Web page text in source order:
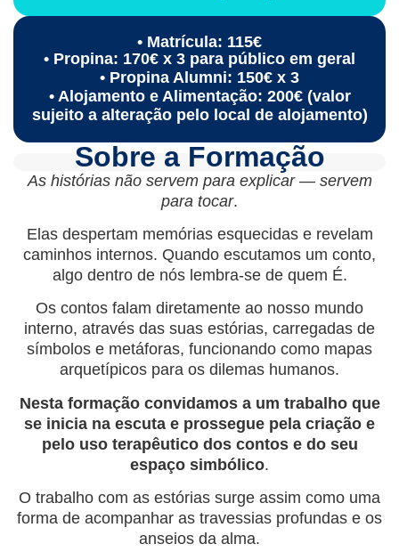
• Matrícula: 115€
• Propina: 170€ x 3 para público em geral
• Propina Alumni: 150€ x 3
• Alojamento e Alimentação: 200€ (valor
sujeito a alteração pelo local de alojamento)
Sobre a Formação
As histórias não servem para explicar — servem
para tocar.
Elas despertam memórias esquecidas e revelam
caminhos internos. Quando escutamos um conto,
algo dentro de nós lembra-se de quem É.
Os contos falam diretamente ao nosso mundo
interno, através das suas estórias, carregadas de
símbolos e metáforas, funcionando como mapas
arquetípicos para os dilemas humanos.
Nesta formação convidamos a um trabalho que
se inicia na escuta e prossegue pela criação e
pelo uso terapêutico dos contos e do seu
espaço simbólico.
O trabalho com as estórias surge assim como uma
forma de acompanhar as travessias profundas e os
anseios da alma.